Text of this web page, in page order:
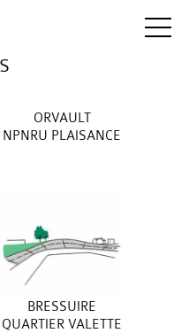
ORVAULT
NPNRU PLAISANCE
BRESSUIRE
QUARTIER VALETTE